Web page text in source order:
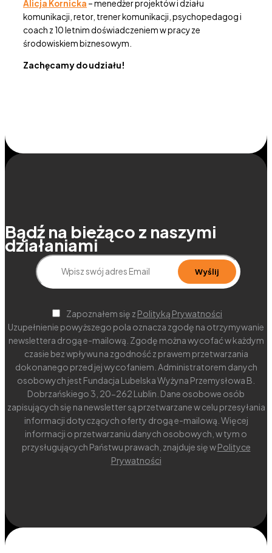
Alicja Kornicka – menedżer projektów i działu
komunikacji, retor, trener komunikacji, psychopedagog i
coach z 10 letnim doświadczeniem w pracy ze
środowiskiem biznesowym.
Zachęcamy do udziału!
Bądź na bieżąco z naszymi
działaniami
Zapoznałem się z Polityką Prywatności
Uzupełnienie powyższego pola oznacza zgodę na otrzymywanie
newslettera drogą e-mailową. Zgodę można wycofać w każdym
czasie bez wpływu na zgodność z prawem przetwarzania
dokonanego przed jej wycofaniem. Administratorem danych
osobowych jest Fundacja Lubelska Wyżyna Przemysłowa B.
Dobrzańskiego 3, 20-262 Lublin. Dane osobowe osób
zapisujących się na newsletter są przetwarzane w celu przesyłania
informacji dotyczących oferty drogą e-mailową. Więcej
informacji o przetwarzaniu danych osobowych, w tym o
przysługujących Państwu prawach, znajduje się wPolityce
Prywatności